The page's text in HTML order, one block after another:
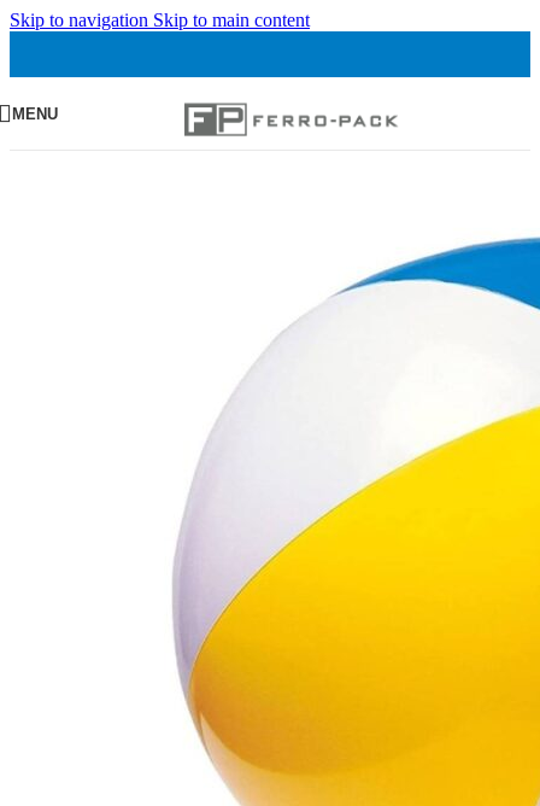
Skip to navigation Skip to main content
MENU